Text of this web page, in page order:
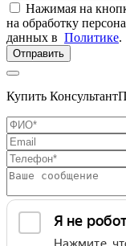
Нажимая на
на обработку
данных в Политике.
Отправить
Купить